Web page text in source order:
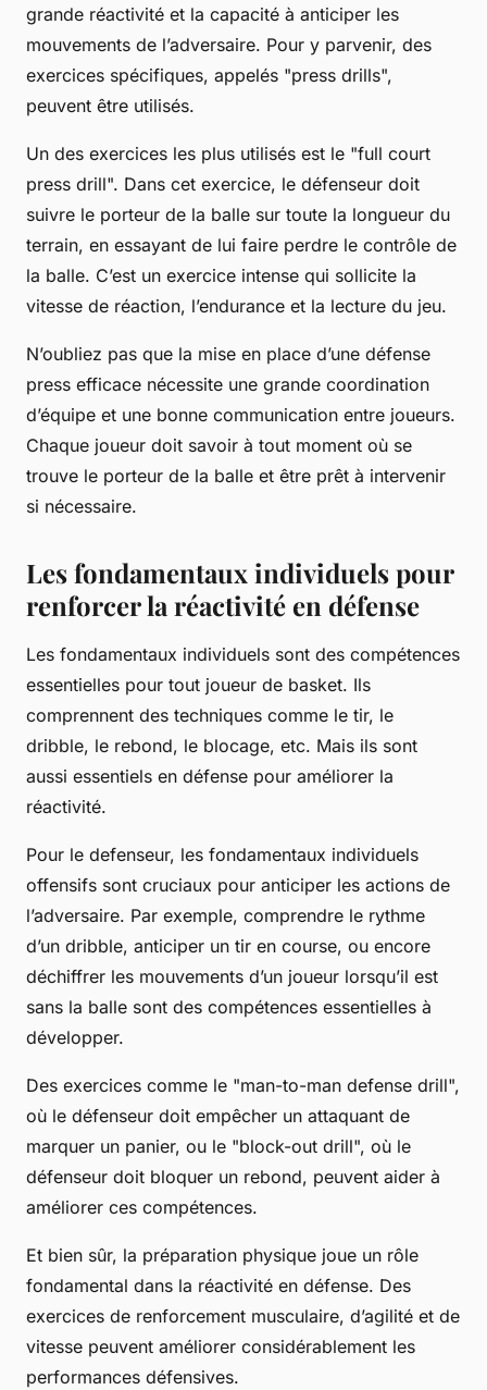
grande réactivité et la capacité à anticiper les
mouvements de l’adversaire. Pour y parvenir, des
exercices spécifiques, appelés "press drills",
peuvent être utilisés.
Un des exercices les plus utilisés est le "full court
press drill". Dans cet exercice, le défenseur doit
suivre le porteur de la balle sur toute la longueur du
terrain, en essayant de lui faire perdre le contrôle de
la balle. C’est un exercice intense qui sollicite la
vitesse de réaction, l’endurance et la lecture du jeu.
N’oubliez pas que la mise en place d’une défense
press efficace nécessite une grande coordination
d’équipe et une bonne communication entre joueurs.
Chaque joueur doit savoir à tout moment où se
trouve le porteur de la balle et être prêt à intervenir
si nécessaire.
Les fondamentaux individuels pour
renforcer la réactivité en défense
Les fondamentaux individuels sont des compétences
essentielles pour tout joueur de basket. Ils
comprennent des techniques comme le tir, le
dribble, le rebond, le blocage, etc. Mais ils sont
aussi essentiels en défense pour améliorer la
réactivité.
Pour le defenseur, les fondamentaux individuels
offensifs sont cruciaux pour anticiper les actions de
l’adversaire. Par exemple, comprendre le rythme
d’un dribble, anticiper un tir en course, ou encore
déchiffrer les mouvements d’un joueur lorsqu’il est
sans la balle sont des compétences essentielles à
développer.
Des exercices comme le "man-to-man defense drill",
où le défenseur doit empêcher un attaquant de
marquer un panier, ou le "block-out drill", où le
défenseur doit bloquer un rebond, peuvent aider à
améliorer ces compétences.
Et bien sûr, la préparation physique joue un rôle
fondamental dans la réactivité en défense. Des
exercices de renforcement musculaire, d’agilité et de
vitesse peuvent améliorer considérablement les
performances défensives.